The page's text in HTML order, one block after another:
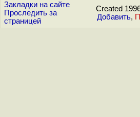
Закладки на сайте
Проследить за
страницей
Created
Добавить,